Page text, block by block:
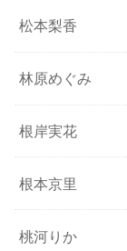
松本梨香
林原めぐみ
根岸実花
根本京里
桃河りか